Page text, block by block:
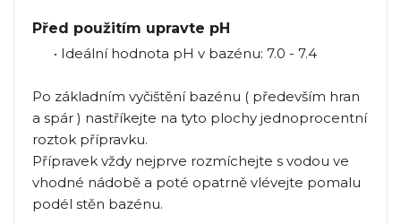
Před použitím upravte pH
• Ideální hodnota pH v bazénu: 7.0 - 7.4
Po základním vyčištění bazénu ( především hran
a spár ) nastříkejte na tyto plochy jednoprocentní
roztok přípravku.
Přípravek vždy nejprve rozmíchejte s vodou ve
vhodné nádobě a poté opatrně vlévejte pomalu
podél stěn bazénu.